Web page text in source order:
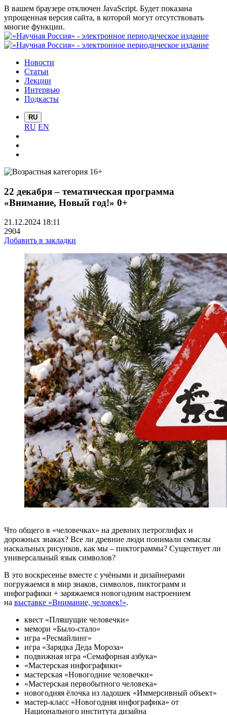
В вашем браузере отключен JavaScript. Будет показана
упрощенная версия сайта, в которой могут отсутствовать
многие функции.
Новости
Статьи
Лекции
Интервью
Подкасты
RU
RU EN
22 декабря – тематическая программа
«Внимание, Новый год!» 0+
21.12.2024 18:11
2904
Добавить в закладки
Что общего в «человечках» на древних петроглифах и
дорожных знаках? Все ли древние люди понимали смыслы
наскальных рисунков, как мы – пиктограммы? Существует ли
универсальный язык символов?
В это воскресенье вместе с учёными и дизайнерами
погружаемся в мир знаков, символов, пиктограмм и
инфографики + заряжаемся новогодним настроением
на выставке «Внимание, человек!».
квест «Пляшущие человечки»
мемори «Было-стало»
игра «Ресмайлинг»
игра «Зарядка Деда Мороза»
подвижная игра «Семафорная азбука»
«Мастерская инфографики»
мастерская «Новогодние человечки»
«Мастерская первобытного человека»
новогодняя ёлочка из ладошек «Иммерсивный объект»
мастер-класс «Новогодняя инфографика» от
Национального института дизайна